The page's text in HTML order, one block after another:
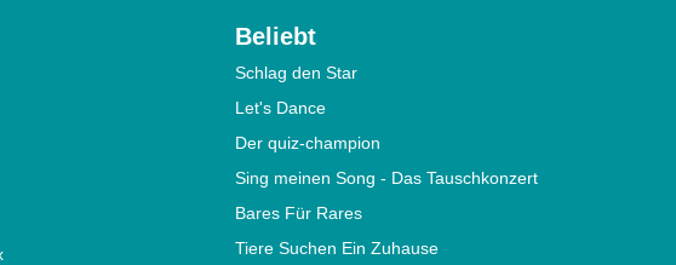
Beliebt
Schlag den Star
Let's Dance
Der quiz-champion
Sing meinen Song - Das Tauschkonzert
Bares Für Rares
Tiere Suchen Ein Zuhause